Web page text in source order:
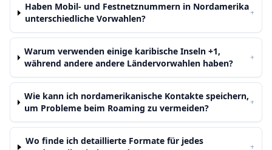
Haben Mobil- und Festnetznummern in Nordamerika
unterschiedliche Vorwahlen?
+
Warum verwenden einige karibische Inseln +1,
während andere andere Ländervorwahlen haben?
+
Wie kann ich nordamerikanische Kontakte speichern,
um Probleme beim Roaming zu vermeiden?
+
Wo finde ich detaillierte Formate für jedes
+